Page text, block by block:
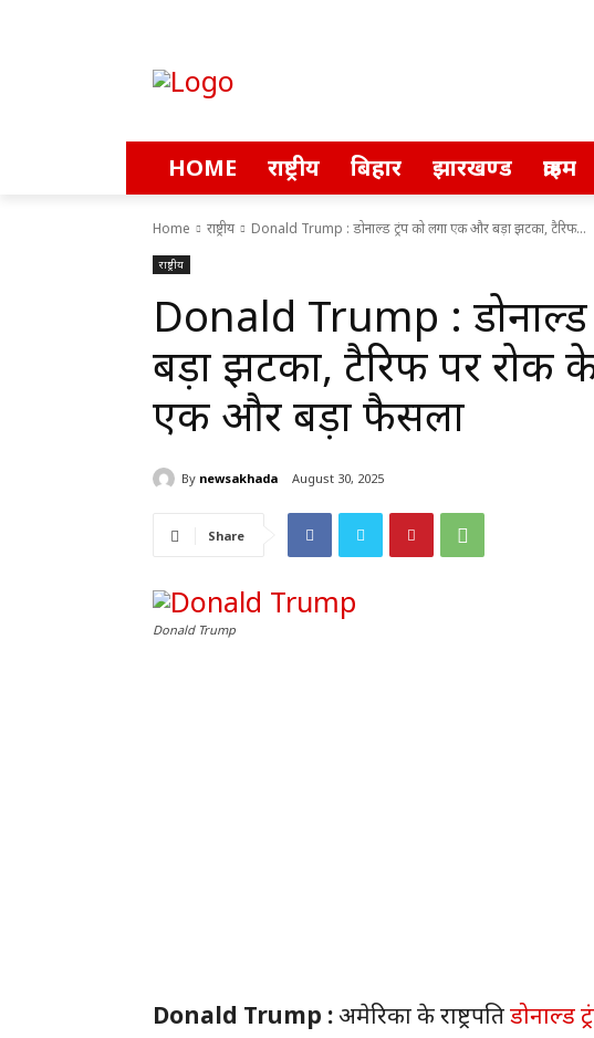
HOME राष्ट्रीय बिहार झारखण्ड क्राइम
Home राष्ट्रीय Donald Trump : डोनाल्ड ट्रंप को लगा एक और बड़ा झटका, टैरिफ...
राष्ट्रीय
Donald Trump :
बड़ा झटका, टैरिफ पर रोक के
एक और बड़ा फैसला
By newsakhada August 30, 2025
Share
Donald Trump
Donald Trump : अमेरिका के राष्ट्रपतिडोनाल्ड